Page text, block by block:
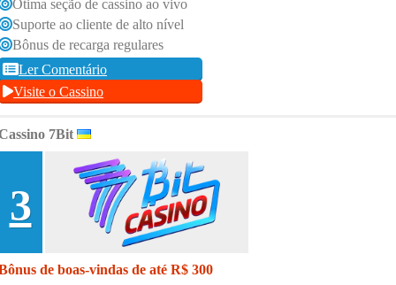
Ótima seção de cassino ao vivo
Suporte ao cliente de alto nível
Bônus de recarga regulares
Ler Comentário
Visite o Cassino
7Bit
3
de boas-vindas de até R$ 300